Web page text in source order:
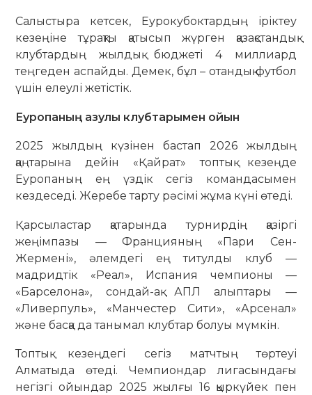
Салыстыра кетсек, Еурокубоктардың іріктеу
кезеңіне тұрақты қатысып жүрген қазақстандық
клубтардың жылдық бюджеті 4 миллиард
теңгеден аспайды. Демек, бұл – отандық футбол
үшін елеулі жетістік.
Еуропаның азулы клубтарымен ойын
2025 жылдың күзінен бастап 2026 жылдың
қаңтарына дейін «Қайрат» топтық кезеңде
Еуропаның ең үздік сегіз командасымен
кездеседі. Жеребе тарту рәсімі жұма күні өтеді.
Қарсыластар қатарында турнирдің қазіргі
жеңімпазы — Францияның «Пари Сен-
Жермені», әлемдегі ең титулды клуб —
мадридтік «Реал», Испания чемпионы —
«Барселона», сондай-ақ АПЛ алыптары —
«Ливерпуль», «Манчестер Сити», «Арсенал»
және басқа да танымал клубтар болуы мүмкін.
Топтық кезеңдегі сегіз матчтың төртеуі
Алматыда өтеді. Чемпиондар лигасындағы
негізгі ойындар 2025 жылғы 16 қыркүйек пен